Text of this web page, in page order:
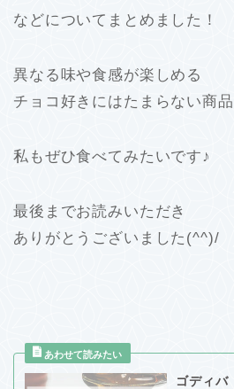
などについてまとめました！
異なる味や食感が楽しめる
チョコ好きにはたまらない商
私もぜひ食べてみたいです♪
最後までお読みいただき
ありがとうございました(^^)/
ゴディバ